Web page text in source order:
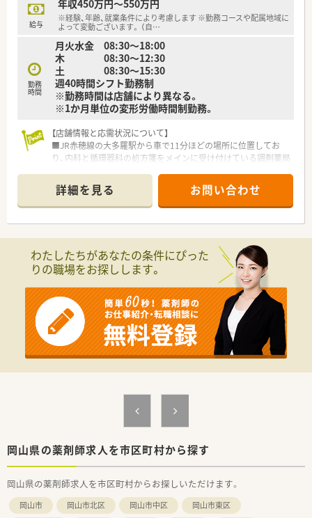
＜こんな方にもオススメ＞
■在宅医療に興味のある方
給与
年収450万円～550万円
※経験、年齢、就業条件により考慮します ※勤務コースや配属地域に
よって変動ございます。 （自…
勤務
時間
月火水金 08:30～18:00
木 08:30～12:30
土 08:30～15:30
週40時間シフト勤務制
※勤務時間は店舗により異なる。
※1か月単位の変形労働時間制勤務。
【店舗情報と応需状況について】
■JR赤穂線の大多羅駅から車で11分ほどの場所に位置してお
り、内科と循環器科の処方箋をメインに受け付けている調剤薬局
■処方箋枚数は1日あたり30枚から40枚程度となっており、近隣
にある山成医院からの処方箋を中心に落ち着いて対応できま
す。
■薬剤師は常時1名から2名体制で運営されており、一人ひとり
【法人特徴について】
■医薬品卸大手であるスズケングループの一員として、中国地方
で115店舗を展開する屈指の規模を誇る安定した法人です。
■医療と介護、流通を網羅するグループの総合力を活かして、地
域の健康を支えるインフラとしての役割を真剣に担っておりま
す。
■無理な店舗展開を行わない保守的な運営を基本とし、薬剤師1
人あたりの処方箋枚数を適切に調整して負担軽減を図っていま
す。
【想定される業務内容】
■内科や循環器科を中心とした処方箋の調剤や監査、患者様への
■電子天秤一体型鑑査システムやピッキングサポートシステム
を活用し、安全かつ正確な調剤業務を最新設備で実践いただきま
■将来的には在宅医療事業や健康フェアの開催など、地域包括ケ
アに繋がる多角的な医療サービスにも携わることが期待されま
す。
詳細を見る お問い合わせ
わたしたちがあなたの条件にぴった
りの職場をお探しします。
岡山県の薬剤師求人を市区町村から探す
岡山県の薬剤師求人を市区町村からお探しいただけます。
岡山市 岡山市北区 岡山市中区
岡山市東区